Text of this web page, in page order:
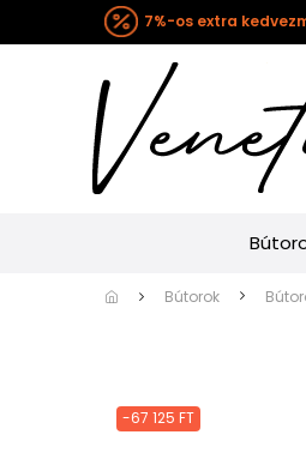
7%-os extra
Bútorok
-67 125 FT